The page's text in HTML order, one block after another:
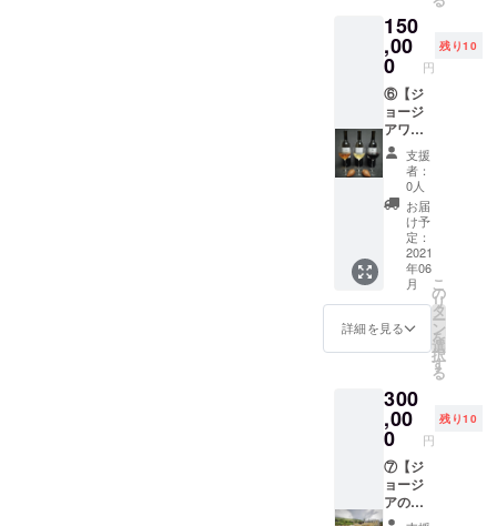
像のワ
インは
参考で
す。 ※
ピアラ
に刻印
したい
お名前
をアル
ファ
ベット
で備考
欄にご
記入下
さい。
また、
方は備
考欄に
とご記
入下さ
い。 ※
コロナ
の影響
により
リター
・支援
して頂
いた方
にお礼
とし
て、感
謝の
メール
をご提
供致し
ます。
【備
考】 ※
未成年
の方は
ご利用
いただ
けませ
インは
参考で
す。 ※
ピアラ
に刻印
したい
お名前
来るチ
ケット
をご提
供致し
ます。
・支援
して頂
いた方
にお礼
とし
て、感
謝の
メール
をご提
供致し
ます。
【備
考】 ※
いただ
けませ
ん。 ※
掲載画
像のワ
インは
参考で
す。 ※
ジアで
厳選し
ました
ファミ
リーワ
イナ
リーの
中か
ら、日
本初上
陸の希
少価値
の高い
少数生
産のク
ヴェヴ
リワイ
ン
750ml ×
6本セッ
バー、
白、赤
を2本ず
つ)を購
入する
事が出
来るチ
ケット
150
,00
0 円
残り10
⑥【ジ
ョージ
アワイ
ン定期
お届け
セット
の購入
チケッ
ト】 ・
DaiSuW
ineが
ジョー
ジアで
厳選し
ました
ワイナ
中か
ら、日
本初上
陸のク
ヴェヴ
リワイ
ンを1年
間に掛
支援
者：
0人
お届
け予
定：
2021
年06
月
詳細を見る
こ
の
リ
タ
ー
ン
を
選
択
す
る
300
,00
0 円
残り10
⑦【ジ
ョージ
アのワ
イナ